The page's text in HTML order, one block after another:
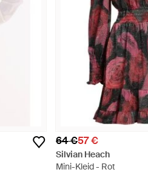
64 €57 €
Silvian Heach
Mini-Kleid - Rot